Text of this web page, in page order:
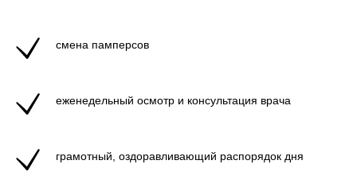
смена памперсов
еженедельный осмотр и консультация врача
грамотный, оздоравливающий распорядок дня